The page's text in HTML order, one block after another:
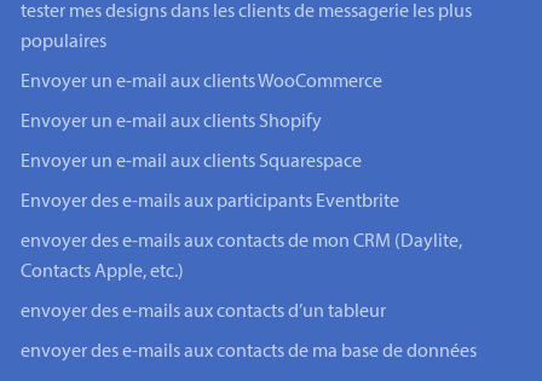
tester mes designs dans les clients de messagerie les plus
populaires
Envoyer un e-mail aux clients WooCommerce
Envoyer un e-mail aux clients Shopify
Envoyer un e-mail aux clients Squarespace
Envoyer des e-mails aux participants Eventbrite
envoyer des e-mails aux contacts de mon CRM (Daylite,
Contacts Apple, etc.)
envoyer des e-mails aux contacts d’un tableur
envoyer des e-mails aux contacts de ma base de données